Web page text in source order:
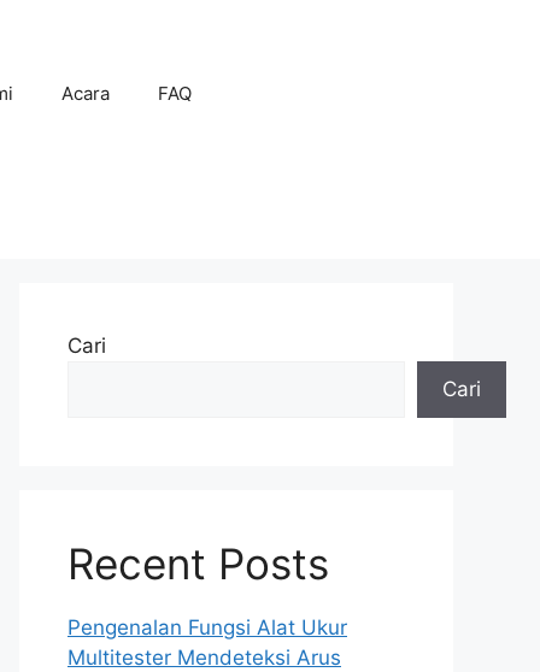
Acara FAQ
Cari
Cari
Recent Posts
Pengenalan Fungsi Alat Ukur
Multitester Mendeteksi Arus